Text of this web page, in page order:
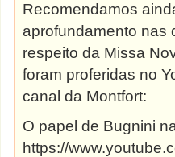
Recomendamos
aprofundamento nas
respeito da Missa
foram proferidas no
canal da Montfort:
O papel de Bugnini
https://